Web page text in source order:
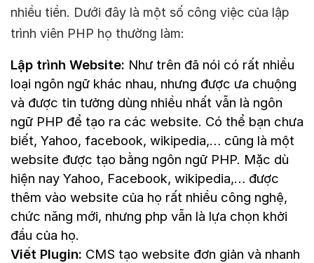
nhiều tiền. Dưới đây là một số công việc của lập
trình viên PHP họ thường làm:
Lập trình Website: Như trên đã nói có rất nhiều
loại ngôn ngữ khác nhau, nhưng được ưa chuộng
và được tin tưởng dùng nhiều nhất vẫn là ngôn
ngữ PHP để tạo ra các website. Có thể bạn chưa
biết, Yahoo, facebook, wikipedia,… cũng là một
website được tạo bằng ngôn ngữ PHP. Mặc dù
hiện nay Yahoo, Facebook, wikipedia,… được
thêm vào website của họ rất nhiều công nghệ,
chức năng mới, nhưng php vẫn là lựa chọn khởi
đầu của họ.
Viết Plugin: CMS tạo website đơn giản và nhanh